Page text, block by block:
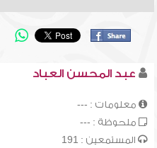
عبد المحسن العباد
معلومات : ---
ملحوظة : ---
المستمعين : 191